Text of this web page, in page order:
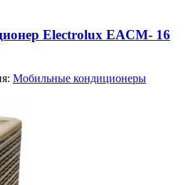
Electrolux EACM- 16
Мобильные кондиционеры